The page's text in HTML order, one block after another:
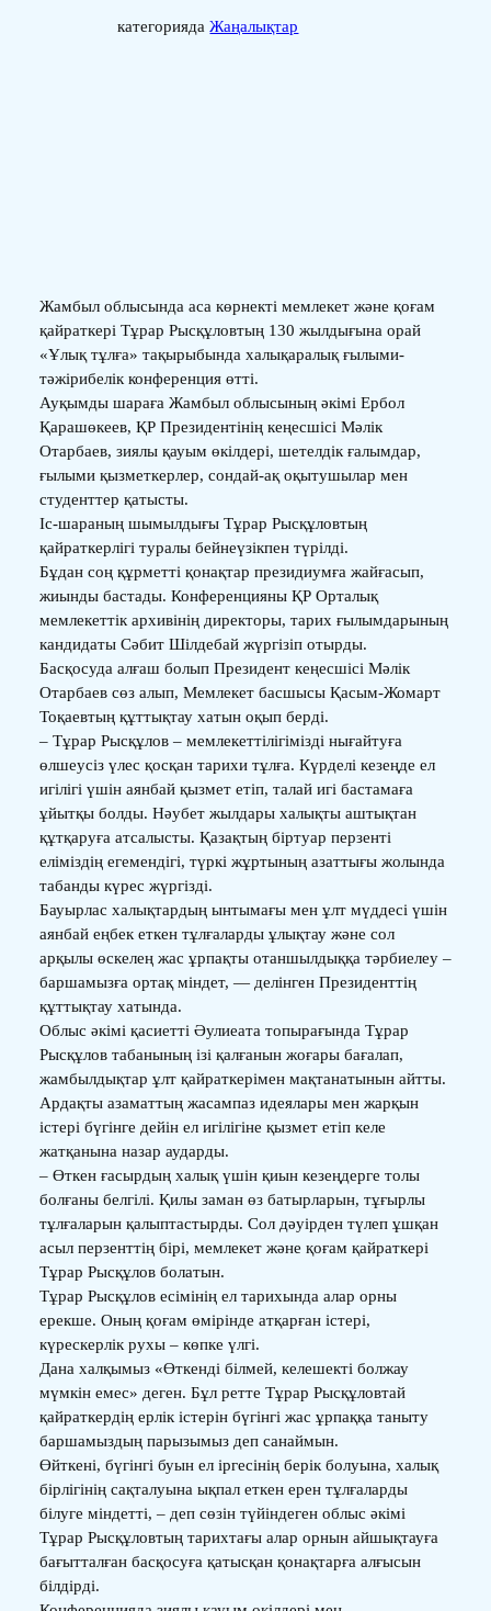
категориядаЖаңалықтар
Жамбыл облысында аса көрнекті мемлекет және қоғам
қайраткері Тұрар Рыcқұловтың 130 жылдығына орай
«Ұлық тұлға» тақырыбында халықаралық ғылыми-
тәжірибелік конференция өтті.
Ауқымды шараға Жамбыл облысының әкімі Ербол
Қарашөкеев, ҚР Президентінің кеңесшісі Мәлік
Отарбаев, зиялы қауым өкілдері, шетелдік ғалымдар,
ғылыми қызметкерлер, сондай-ақ оқытушылар мен
студенттер қатысты.
Іс-шараның шымылдығы Тұрар Рысқұловтың
қайраткерлігі туралы бейнеүзікпен түрілді.
Бұдан соң құрметті қонақтар президиумға жайғасып,
жиынды бастады. Конференцияны ҚР Орталық
мемлекеттік архивінің директоры, тарих ғылымдарының
кандидаты Сәбит Шілдебай жүргізіп отырды.
Басқосуда алғаш болып Президент кеңесшісі Мәлік
Отарбаев сөз алып, Мемлекет басшысы Қасым-Жомарт
Тоқаевтың құттықтау хатын оқып берді.
– Тұрар Рысқұлов – мемлекеттілігімізді нығайтуға
өлшеусіз үлес қосқан тарихи тұлға. Күрделі кезеңде ел
игілігі үшін аянбай қызмет етіп, талай игі бастамаға
ұйытқы болды. Нәубет жылдары халықты аштықтан
құтқаруға атсалысты. Қазақтың біртуар перзенті
еліміздің егемендігі, түркі жұртының азаттығы жолында
табанды күрес жүргізді.
Бауырлас халықтардың ынтымағы мен ұлт мүддесі үшін
аянбай еңбек еткен тұлғаларды ұлықтау және сол
арқылы өскелең жас ұрпақты отаншылдыққа тәрбиелеу –
баршамызға ортақ міндет, — делінген Президенттің
құттықтау хатында.
Облыс әкімі қасиетті Әулиеата топырағында Тұрар
Рысқұлов табанының ізі қалғанын жоғары бағалап,
жамбылдықтар ұлт қайраткерімен мақтанатынын айтты.
Ардақты азаматтың жасампаз идеялары мен жарқын
істері бүгінге дейін ел игілігіне қызмет етіп келе
жатқанына назар аударды.
– Өткен ғасырдың халық үшін қиын кезеңдерге толы
болғаны белгілі. Қилы заман өз батырларын, тұғырлы
тұлғаларын қалыптастырды. Сол дәуірден түлеп ұшқан
асыл перзенттің бірі, мемлекет және қоғам қайраткері
Тұрар Рысқұлов болатын.
Тұрар Рысқұлов есімінің ел тарихында алар орны
ерекше. Оның қоғам өмірінде атқарған істері,
күрескерлік рухы – көпке үлгі.
Дана халқымыз «Өткенді білмей, келешекті болжау
мүмкін емес» деген. Бұл ретте Тұрар Рысқұловтай
қайраткердің ерлік істерін бүгінгі жас ұрпаққа таныту
баршамыздың парызымыз деп санаймын.
Өйткені, бүгінгі буын ел іргесінің берік болуына, халық
бірлігінің сақталуына ықпал еткен ерен тұлғаларды
білуге міндетті, – деп сөзін түйіндеген облыс әкімі
Тұрар Рысқұловтың тарихтағы алар орнын айшықтауға
бағытталған басқосуға қатысқан қонақтарға алғысын
білдірді.